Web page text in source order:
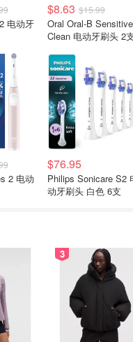
电动牙
$8.63 $15.99
Oral Oral-B Sensitive
Clean 电动牙刷头 2
2 电动
$76.95
Philips Sonicare S2
动牙刷头 白色 6支
3